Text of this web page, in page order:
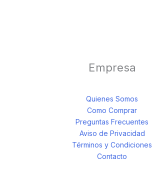
Empresa
Quienes Somos
Como Comprar
Preguntas Frecuentes
Aviso de Privacidad
Términos y Condiciones
Contacto